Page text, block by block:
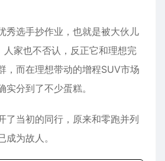
秀选手抄作业，也就是被大伙儿
人家也不否认，反正它和理想完
，而在理想带动的增程SUV市场
实分到了不少蛋糕。
了当初的同行，原来和零跑并列
成为故人。